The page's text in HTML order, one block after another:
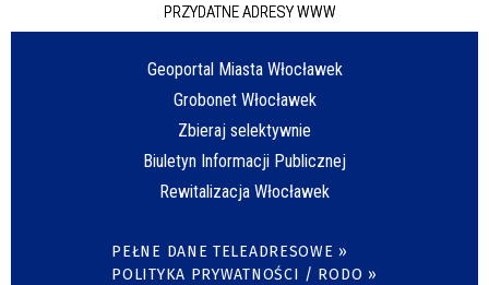
PRZYDATNE ADRESY WWW
Geoportal Miasta Włocławek
Grobonet Włocławek
Zbieraj selektywnie
Biuletyn Informacji Publicznej
Rewitalizacja Włocławek
PEŁNE DANE TELEADRESOWE »
POLITYKA PRYWATNOŚCI / RODO »